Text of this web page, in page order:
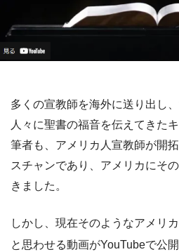
多くの宣教師を海外に送り出し
人々に聖書の福音を伝えてきた
筆者も、アメリカ人宣教師が開
スチャンであり、アメリカにそ
きました。
しかし、現在そのようなアメリ
と思わせる動画がYouTubeで公